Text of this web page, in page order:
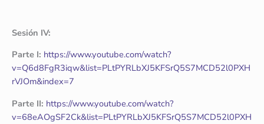
Sesión IV:
Parte I: https://www.youtube.com/watch?
v=Q6d8FgR3iqw&list=PLtPYRLbXJ5KFSrQ5S7MCD52l0PXH
rVJOm&index=7
Parte II: https://www.youtube.com/watch?
v=68eAOgSF2Ck&list=PLtPYRLbXJ5KFSrQ5S7MCD52l0PXH